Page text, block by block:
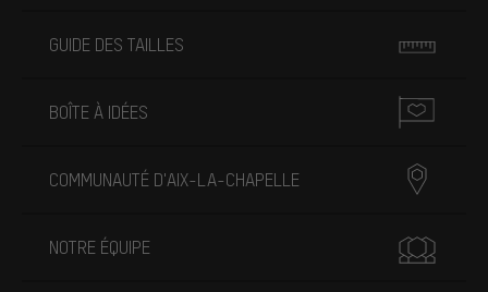
GUIDE DES TAILLES
BOÎTE À IDÉES
COMMUNAUTÉ D'AIX-LA-CHAPELLE
NOTRE ÉQUIPE